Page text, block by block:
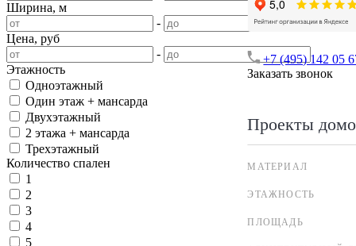
+7 (495) 142 05
Заказать звонок
Проекты
МАТЕРИАЛ
ЭТАЖНОСТЬ
ПЛОЩАДЬ
Ширина, м
-
м
Цена, руб
-
Этажность
Одноэтажный
Один этаж + мансарда
Двухэтажный
2 этажа + мансарда
Трехэтажный
Количество спален
1
2
3
4
5